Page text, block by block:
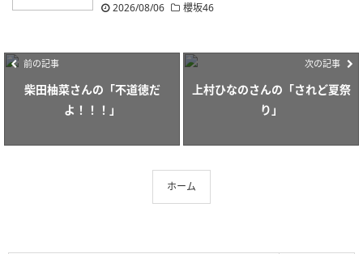
2026/08/06
櫻坂46
前の記事
柴田柚菜さんの「不道徳だ
よ！！！」
次の記事
上村ひなのさんの「されど夏祭
り」
ホーム